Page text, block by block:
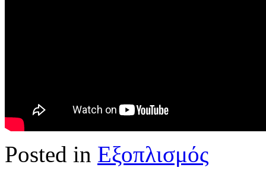
Posted in Εξοπλισμός